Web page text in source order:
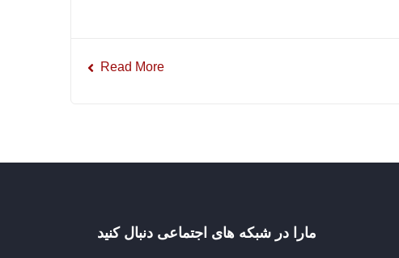
Read More
مارا در شبکه های اجتماعی دنبال کنید